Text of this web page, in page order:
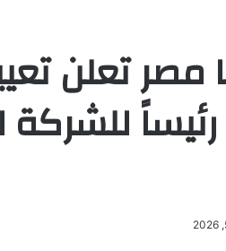
مصر تعلن
للشركة